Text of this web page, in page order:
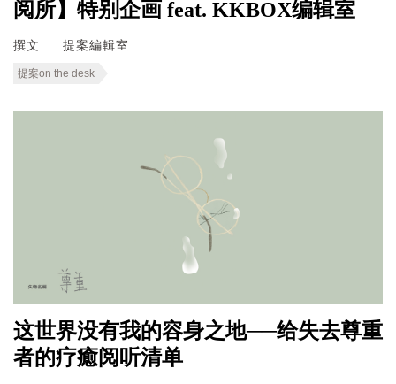
阅所】特别企画 feat. KKBOX编辑室
撰文 提案編輯室
提案on the desk
这世界没有我的容身之地──给失去尊重
者的疗癒阅听清单